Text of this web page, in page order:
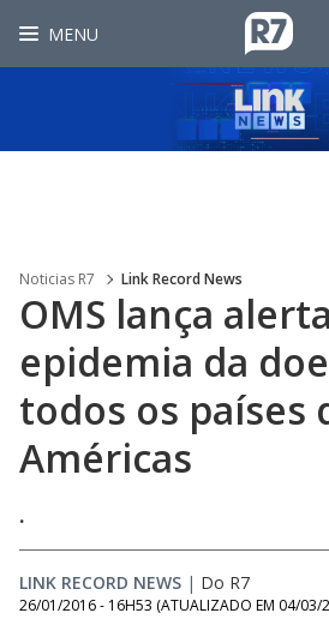
MENU
Noticias R7 Link Record News
OMS lança
epidemia da
todos os países
Américas
.
LINK RECORD NEWS | Do R7
26/01/2016 - 16H53 (ATUALIZADO EM 04/03/